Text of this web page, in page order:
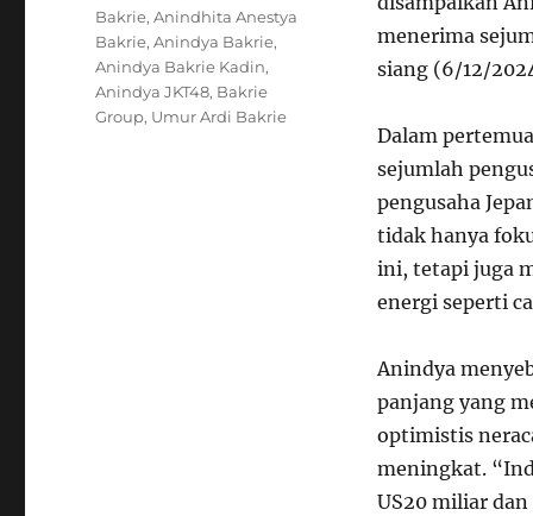
menerima
siang (6/12/
Dalam
sejumlah
pengusaha
tidak hanya
ini, tetapi juga
energi seperti
Anindya
panjang yang
optimistis
meningkat.
US20 miliar
Bakrie,Anindhita Anestya
Bakrie,Anindya Bakrie,
Anindya Bakrie Kadin,
Anindya JKT48, Bakrie
Group, Umur Ardi Bakrie